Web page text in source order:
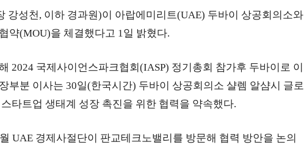
강성천, 이하 경과원)이 아랍에미리트(UAE) 두바이 상공회의소와
약(MOU)을 체결했다고 1일 밝혔다.
2024 국제사이언스파크협회(IASP) 정기총회 참가후 두바이로 이
부분 이사는 30일(한국시간) 두바이 상공회의소 샬렘 알샴시 글로
타트업 생태계 성장 촉진을 위한 협력을 약속했다.
UAE 경제사절단이 판교테크노밸리를 방문해 협력 방안을 논의